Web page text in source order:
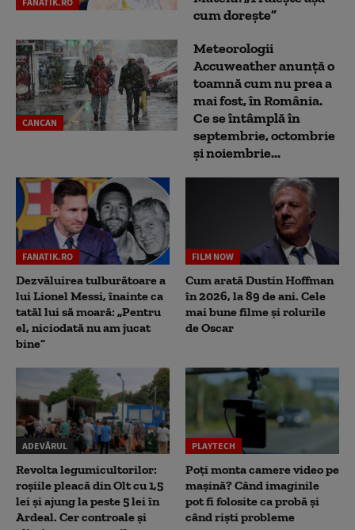
cum dorește”
CANCAN
Meteorologii
Accuweather anunță o
toamnă cum nu prea a
mai fost, în România.
Ce se întâmplă în
septembrie, octombrie
și noiembrie...
FANATIK.RO
Dezvăluirea tulburătoare a
lui Lionel Messi, înainte ca
tatăl lui să moară: „Pentru
el, niciodată nu am jucat
bine”
FILM NOW
Cum arată Dustin Hoffman
în 2026, la 89 de ani. Cele
mai bune filme și rolurile
de Oscar
ADEVĂRUL
Revolta legumicultorilor:
roșiile pleacă din Olt cu 1,5
lei și ajung la peste 5 lei în
Ardeal. Cer controale și
PLAYTECH
Poți monta camere video pe
mașină? Când imaginile
pot fi folosite ca probă și
când riști probleme